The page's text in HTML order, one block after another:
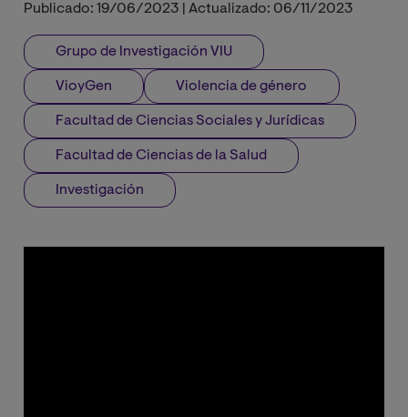
Publicado: 19/06/2023 Actualizado: 06/11/2023
Grupo de Investigación VIU
VioyGen Violencia de género
Facultad de Ciencias Sociales y Jurídicas
Facultad de Ciencias de la Salud
Investigación